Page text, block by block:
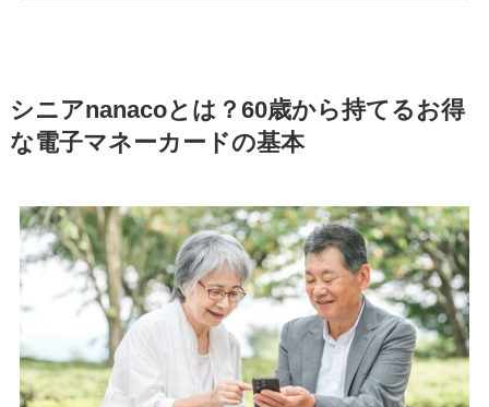
シニアnanacoとは？60歳から持てるお得
な電子マネーカードの基本